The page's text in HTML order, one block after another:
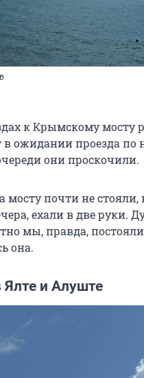
к Крымскому мосту
ожидании проезда по
они проскочили.
мосту почти не
ехали в две руки.
мы, правда,
она.
и Алуште